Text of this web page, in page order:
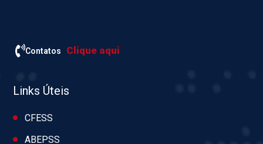
Contatos Clique aqui
Links Úteis
CFESS
ABEPSS